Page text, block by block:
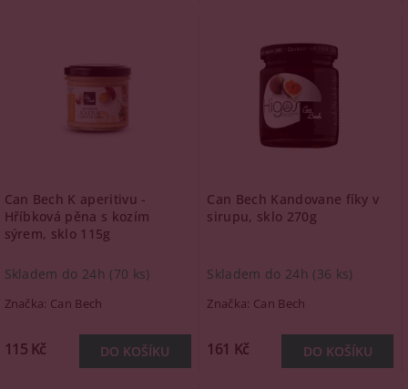
Can Bech K aperitivu -
Hříbková pěna s kozím
sýrem, sklo 115g
Skladem do 24h (70 ks)
Značka: Can Bech
115 Kč
Can Bech Kandovane fíky v
sirupu, sklo 270g
Skladem do 24h (36 ks)
Značka: Can Bech
161 Kč